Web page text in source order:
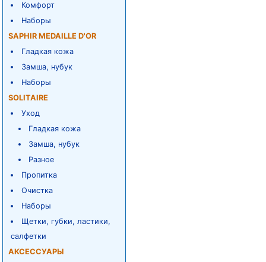
Комфорт
Наборы
SAPHIR MEDAILLE D'OR
Гладкая кожа
Замша, нубук
Наборы
SOLITAIRE
Уход
Гладкая кожа
Замша, нубук
Разное
Пропитка
Очистка
Наборы
Щетки, губки, ластики,
салфетки
АКСЕССУАРЫ